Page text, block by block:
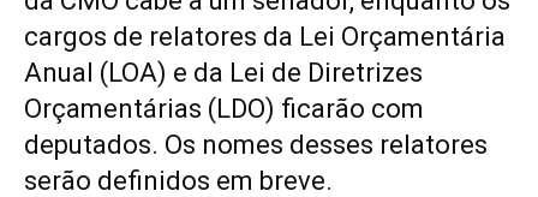
cargos de relatores da Lei Orçamentária
Anual (LOA) e da Lei de Diretrizes
Orçamentárias (LDO) ficarão com
deputados. Os nomes desses relatores
serão definidos em breve.